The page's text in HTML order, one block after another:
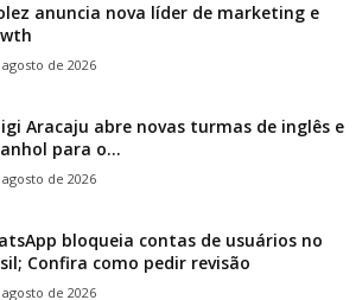
anuncia nova líder de marketing e
de 2026
Aracaju abre novas turmas de inglês e
para o...
de 2026
bloqueia contas de usuários no
Confira como pedir revisão
de 2026